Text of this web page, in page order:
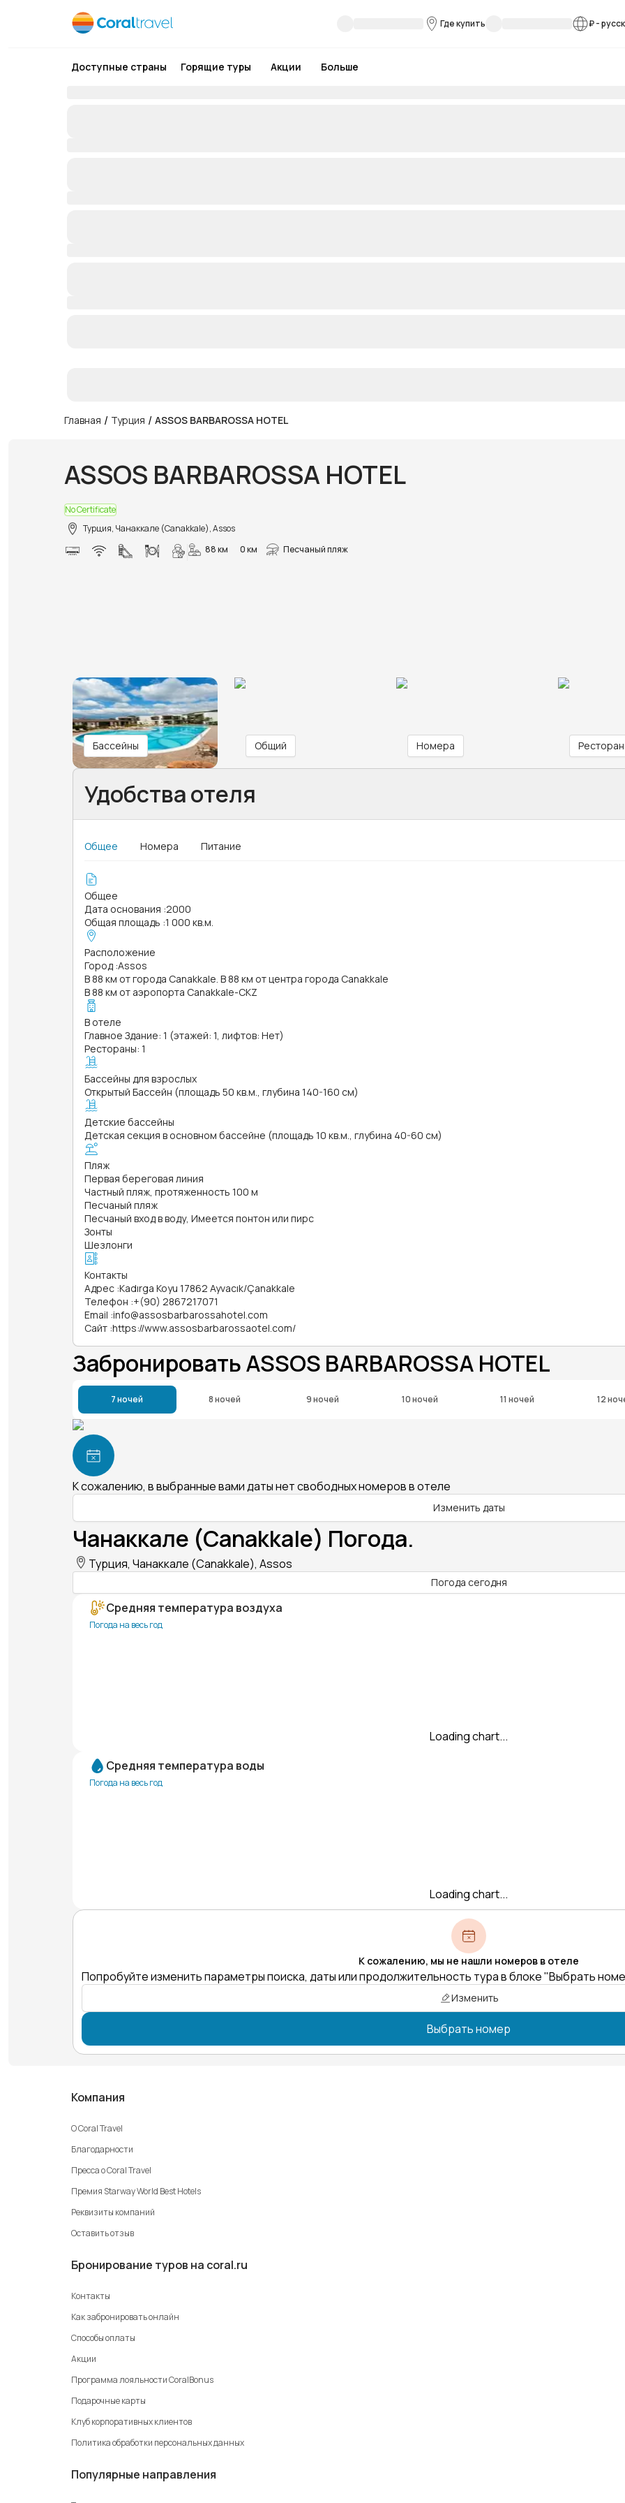
Где купить ₽-
Доступные страны Горящие туры Акции Больше
Главная / Турция / ASSOS BARBAROSSA HOTEL
ASSOS BARBAROSSA HOTEL
No Certificate
Турция, Чанаккале (Canakkale), Assos
88 км
0 км Песчаный пляж
Бассейны Общий Номера
Удобства отеля
Общее Номера Питание
Общее
Дата основания :2000
Общая площадь :1 000 кв.м.
Расположение
Город :Assos
В 88 км от города Canakkale. В 88 км от центра города Canakkale
В 88 км от аэропорта Canakkale-CKZ
В отеле
Главное Здание: 1 (этажей: 1, лифтов: Нет)
Рестораны: 1
Бассейны для взрослых
Открытый Бассейн (площадь 50 кв.м., глубина 140-160 см)
Детские бассейны
Детская секция в основном бассейне (площадь 10 кв.м., глубина 40-60 см)
Пляж
Первая береговая линия
Частный пляж, протяженность 100 м
Песчаный пляж
Песчаный вход в воду, Имеется понтон или пирс
Зонты
Шезлонги
Контакты
Адрес :Kadırga Koyu 17862 Ayvacık/Çanakkale
Телефон :+(90) 2867217071
Email :info@assosbarbarossahotel.com
Сайт :https://www.assosbarbarossaotel.com/
Забронировать ASSOS BARBAROSSA HOTEL
7 ночей 8 ночей 9 ночей 10 ночей 11 ночей 12
К сожалению, в выбранные вами даты нет свободных номеров в отеле
Изменить даты
Чанаккале (Canakkale) Погода.
Турция, Чанаккале (Canakkale), Assos
Погода сегодня
Средняя температура воздуха
Погода на весь год
Loading chart...
Средняя температура воды
Погода на весь год
Loading chart...
К сожалению, мы не нашли номеров в отеле
Попробуйте изменить параметры поиска, даты или продолжительность тура в блоке "Выбрать
Изменить
Выбрать номер
Компания
О Coral Travel
Благодарности
Пресса о Coral Travel
Премия Starway World Best Hotels
Реквизиты компаний
Оставить отзыв
Бронирование туров на coral.ru
Контакты
Как забронировать онлайн
Способы оплаты
Акции
Программа лояльности CoralBonus
Подарочные карты
Клуб корпоративных клиентов
Политика обработки персональных данных
Популярные направления